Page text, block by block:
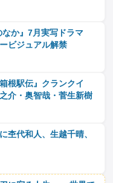
か』7月実写ドラマ
ビジュアル解禁
根駅伝』クランクイ
介・奥智哉・菅生新樹
杢代和人、生越千晴、